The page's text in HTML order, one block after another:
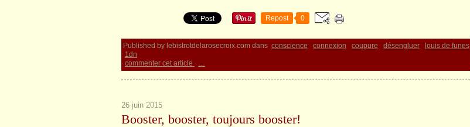
Repost 0
Published by lebistrotdelarosecroix.com dans conscience connexion coupure désengluer
louis de funes
1dn
commenter cet article
…
26 juin 2015
Booster, booster, toujours booster!